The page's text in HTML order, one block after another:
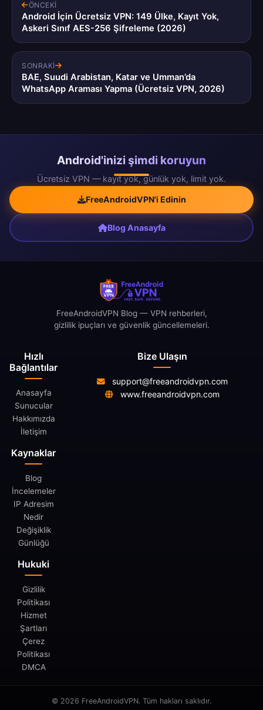
ÖNCEKI
Android İçin Ücretsiz VPN: 149 Ülke, Kayıt Yok,
Askeri Sınıf AES-256 Şifreleme (2026)
SONRAKI
BAE, Suudi Arabistan, Katar ve Umman’da
WhatsApp Araması Yapma (Ücretsiz VPN, 2026)
Android'inizi şimdi koruyun
Ücretsiz VPN — kayıt yok, günlük yok, limit yok.
FreeAndroidVPN'i Edinin
Blog Anasayfa
Hızlı
Bağlantılar
Anasayfa
Sunucular
Hakkımızda
İletişim
Kaynaklar
Blog
İncelemeler
IP Adresim
Nedir
Değişiklik
Günlüğü
Hukuki
Gizlilik
Politikası
Hizmet
Şartları
Çerez
Politikası
DMCA
FreeAndroidVPN Blog — VPN rehberleri,
gizlilik ipuçları ve güvenlik güncellemeleri.
Bize Ulaşın
support@freeandroidvpn.com
www.freeandroidvpn.com
© 2026 FreeAndroidVPN. Tüm hakları saklıdır.